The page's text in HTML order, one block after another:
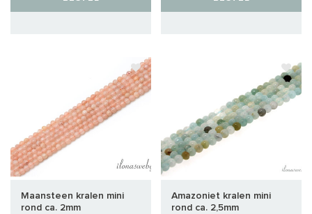
Maansteen kralen mini
rond ca. 2mm
Amazoniet kralen mini
rond ca. 2,5mm